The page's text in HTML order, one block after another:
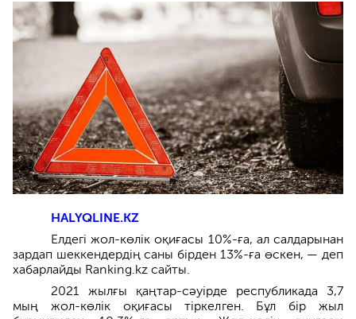
HALYQLINE.KZ
Елдегі жол-көлік оқиғасы 10%-ға, ал салдарынан
зардап шеккендердің саны бірден 13%-ға өскен, — деп
хабарлайды Ranking.kz сайты.
2021 жылғы қаңтар-сәуірде республикада 3,7
мың жол-көлік оқиғасы тіркелген. Бұл бір жыл